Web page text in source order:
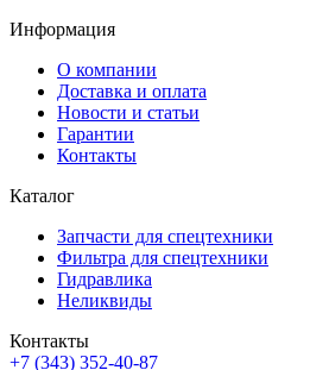
Информация
О компании
Доставка и оплата
Новости и статьи
Гарантии
Контакты
Каталог
Запчасти для спецтехники
Фильтра для спецтехники
Гидравлика
Неликвиды
Контакты
+7 (343) 352-40-87